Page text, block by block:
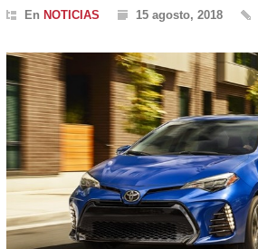
En NOTICIAS 15 agosto, 2018